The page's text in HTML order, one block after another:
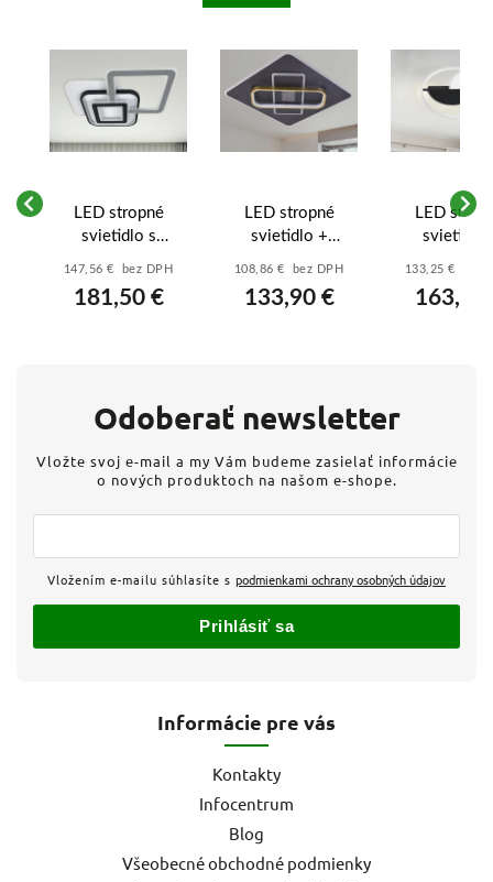
LED stropné
svietidlo s
diaľkovým
- J1339/W
147,56 € bez DPH
181,50 €
LED stropné
svietidlo +
diaľkový ovládač
108,86 € bez DPH
133,90 €
LED
svietidlo
TA1315/
133,25 € bez
163,90
Informácie pre vás
Kontakty
Infocentrum
Blog
Všeobecné obchodné podmienky
Odoberať newsletter
Vložte svoj e-mail a my Vám budeme zasielať informácie
o nových produktoch na našom e-shope.
Vložením e-mailu súhlasíte s podmienkami ochrany osobných údajov
Prihlásiť sa